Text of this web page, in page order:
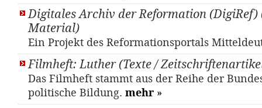
Digitales Archiv der Reformation (DigiRef)
Material)
Ein Projekt des Reformationsportals
Filmheft: Luther (Texte /
Das Filmheft stammt aus der Reihe der
politische Bildung. mehr »